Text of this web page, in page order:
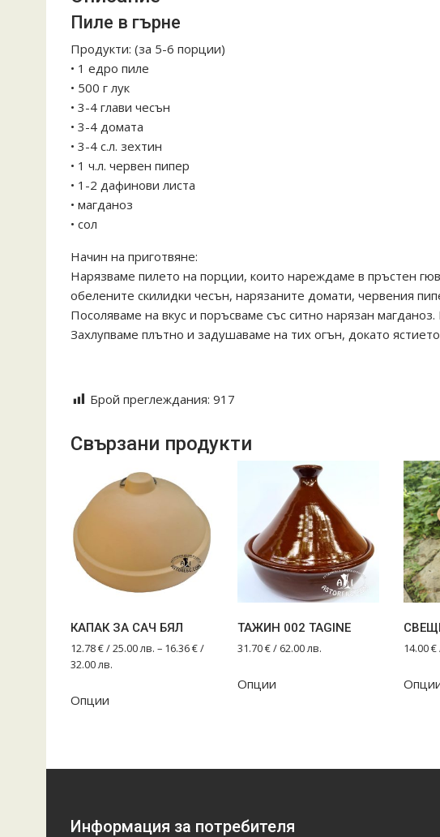
Пиле в гърне
Продукти: (за 5-6 порции)
• 1 едро пиле
• 500 г лук
• 3-4 глави чесън
• 3-4 домата
• 3-4 с.л. зехтин
• 1 ч.л. червен пипер
• 1-2 дафинови листа
• магданоз
• сол
Начин на приготвяне:
Нарязваме пилето на порции, които нареждаме в пръстен
обелените скилидки чесън, нарязаните домати, червения
Посоляваме на вкус и поръсваме със ситно нарязан
Захлупваме плътно и задушаваме на тих огън, докато
Брой преглеждания: 917
Свързани продукти
КАПАК ЗА САЧ БЯЛ
12.78€/ 25.00 лв. – 16.36€/
32.00 лв.
Опции
may
ТАЖИН 002 TAGINE
31.70€/ 62.00 лв.
Опции
14.00€
Информация за потребителя